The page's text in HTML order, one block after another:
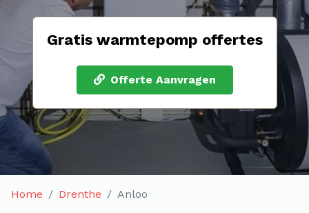
Gratis warmtepomp offertes
Offerte Aanvragen
Home Drenthe Anloo